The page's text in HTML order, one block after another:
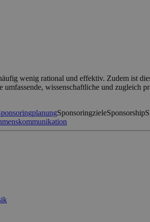
wenig rational und effektiv. Zudem ist
wissenschaftliche und zugleich
SponsoringzieleSponsorship